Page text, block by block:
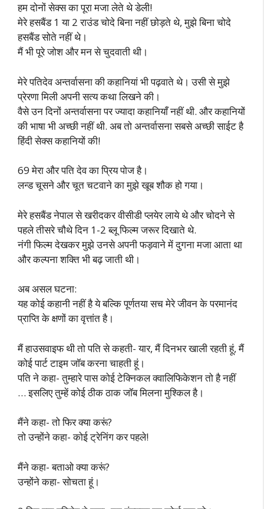
हम दोनों सेक्स का पूरा मजा लेते थे डेली!
मेरे हसबैंड 1 या 2 राउंड चोदे बिना नहीं छोड़ते थे, मुझे बिना चोदे
हसबैंड सोते नहीं थे।
मैं भी पूरे जोश और मन से चुदवाती थी।
मेरे पतिदेव अन्तर्वासना की कहानियां भी पढ़वाते थे। उसी से मुझे
प्रेरणा मिली अपनी सत्य कथा लिखने की।
वैसे उन दिनों अन्तर्वासना पर ज्यादा कहानियाँ नहीं थी. और कहानियों
की भाषा भी अच्छी नहीं थी. अब तो अन्तर्वासना सबसे अच्छी साईट है
हिंदी सेक्स कहानियों की!
69 मेरा और पति देव का प्रिय पोज है।
लन्ड चूसने और चूत चटवाने का मुझे खूब शौक हो गया।
मेरे हसबैंड नेपाल से खरीदकर वीसीडी प्लयेर लाये थे और चोदने से
पहले तीसरे चौथे दिन 1-2 ब्लू फिल्म जरूर दिखाते थे.
नंगी फिल्म देखकर मुझे उनसे अपनी फड़वाने में दुगना मजा आता था
और कल्पना शक्ति भी बढ़ जाती थी।
अब असल घटना:
यह कोई कहानी नहीं है ये बल्कि पूर्णतया सच मेरे जीवन के परमानंद
प्राप्ति के क्षणों का वृत्तांत है।
मैं हाउसवाइफ थी तो पति से कहती- यार, मैं दिनभर खाली रहती हूं, मैं
कोई पार्ट टाइम जॉब करना चाहती हूं।
पति ने कहा- तुम्हारे पास कोई टेक्निकल क्वालिफिकेशन तो है नहीं
… इसलिए तुम्हें कोई ठीक ठाक जॉब मिलना मुश्किल है।
मैंने कहा- तो फिर क्या करूं?
तो उन्होंने कहा- कोई ट्रेनिंग कर पहले!
मैंने कहा- बताओ क्या करूं?
उन्होंने कहा- सोचता हूं।